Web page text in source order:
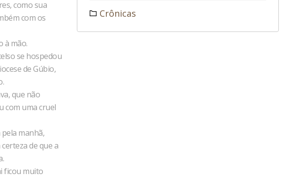
como sua
com os
à mão.
se hospedou
de Gúbio,
que não
com uma cruel
manhã,
de que a
ficou muito
Crônicas